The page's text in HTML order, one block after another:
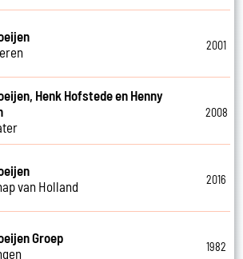
2001
Henk Hofstede en Henny
2008
van Holland
2016
Groep
1982